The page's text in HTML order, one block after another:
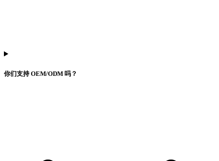
你们支持 OEM/ODM 吗？